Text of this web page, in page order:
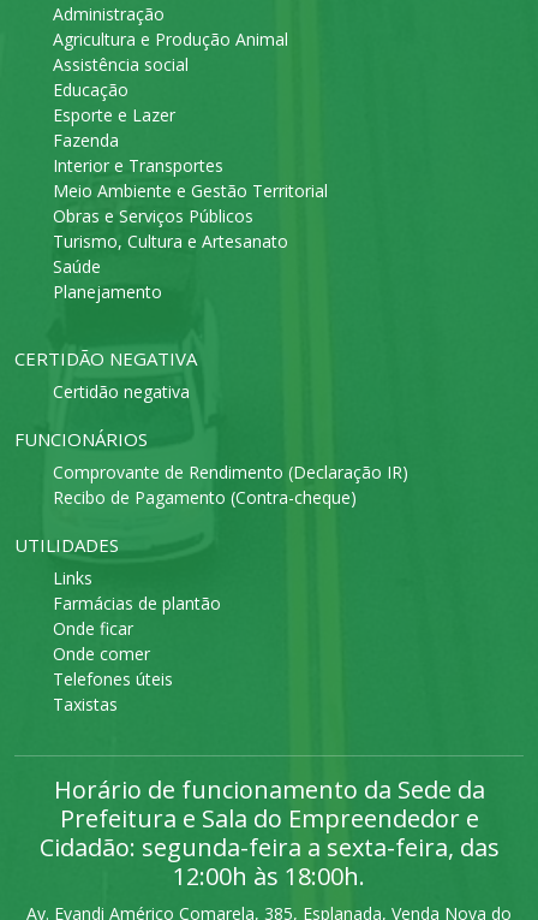
Administração
Agricultura e Produção Animal
Assistência social
Educação
Esporte e Lazer
Fazenda
Interior e Transportes
Meio Ambiente e Gestão Territorial
Obras e Serviços Públicos
Turismo, Cultura e Artesanato
Saúde
Planejamento
CERTIDÃO NEGATIVA
Certidão negativa
FUNCIONÁRIOS
Comprovante de Rendimento (Declaração IR)
Recibo de Pagamento (Contra-cheque)
UTILIDADES
Links
Farmácias de plantão
Onde ficar
Onde comer
Telefones úteis
Taxistas
Horário de funcionamento da Sede da
Prefeitura e Sala do Empreendedor e
Cidadão: segunda-feira a sexta-feira, das
12:00h às 18:00h.
Av. Evandi Américo Comarela, 385, Esplanada, Venda Nova do